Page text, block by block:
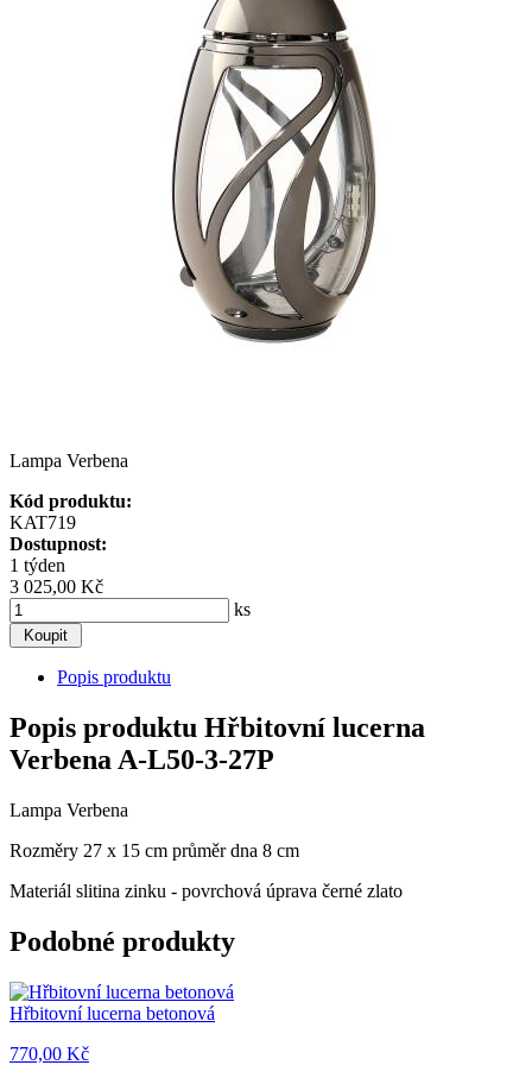
Lampa Verbena
Kód produktu:
KAT719
Dostupnost:
1 týden
3 025,00 Kč
ks
Popis produktu
Popis produktu Hřbitovní lucerna
Verbena A-L50-3-27P
Lampa Verbena
Rozměry 27 x 15 cm průměr dna 8 cm
Materiál slitina zinku - povrchová úprava černé zlato
Podobné produkty
Hřbitovní lucerna betonová
770,00 Kč